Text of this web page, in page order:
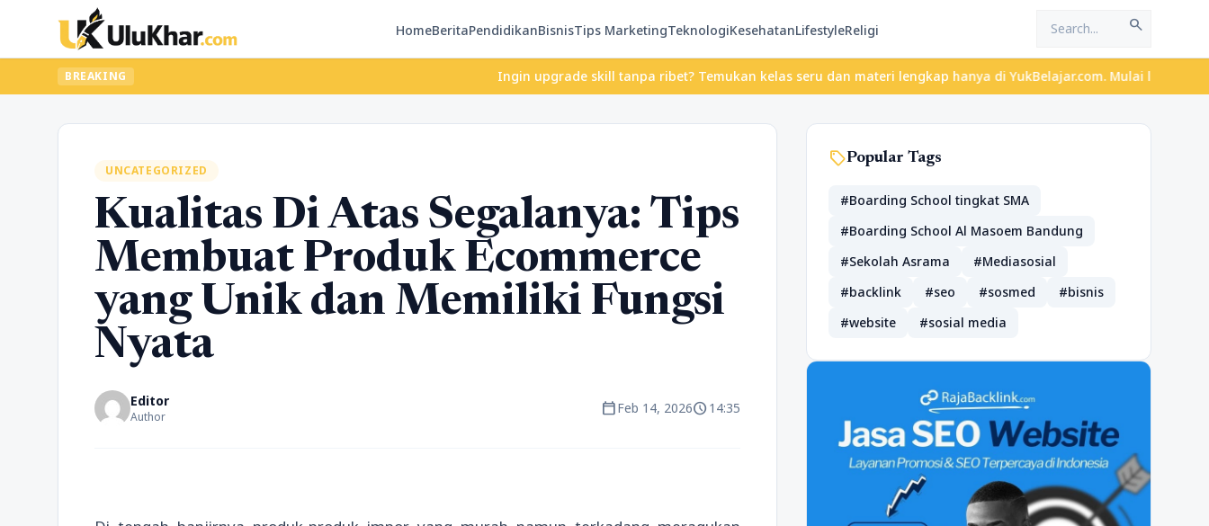
HomeBeritaPendidikanBisnisTips MarketingTeknologiKesehatanLifestyleReligi search
BREAKING Ingin upgrade skill tanpa ribet? Temukan kelas seru dan materi lengkap hanya di YukBelajar.com. Mulai langkah
UNCATEGORIZED
Kualitas Di Atas Segalanya: Tips
Membuat Produk Ecommerce
yang Unik dan Memiliki Fungsi
Nyata
Editor
Author calendar_todayFeb 14, 2026schedule14:35
sellPopular Tags
#Boarding School tingkat SMA
#Boarding School Al Masoem Bandung
#Sekolah Asrama
#Mediasosial
#backlink
#seo #sosmed
#bisnis
#website
#sosial media